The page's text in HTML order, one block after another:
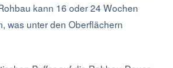
kann 16 oder 24 Wochen
was unter den Oberflächern